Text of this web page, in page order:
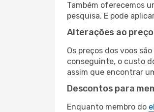
Também oferecemos
pesquisa. E pode
Alterações ao
Os preços dos voos
conseguinte, o custo
assim que encontrar
Descontos para
Enquanto membro do